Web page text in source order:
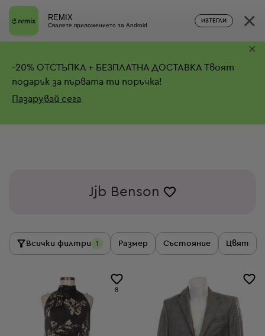
REMIX
Свалете приложението за Android
ИЗТЕГЛИ ×
-20% ОТСТЪПКА + БЕЗПЛАТНА ДОСТАВКА Твоят
подарък за първата ти поръчка!
Пазарувай сега
×
Jjb Benson
Всички филтри 1 Размер Състояние Цвят
8